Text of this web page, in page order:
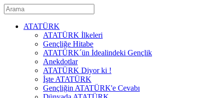
ATATÜRK
ATATÜRK İlkeleri
Gençliğe Hitabe
ATATÜRK´ün İdealindeki Gençlik
Anekdotlar
ATATÜRK Diyor ki !
İşte ATATÜRK
Gençliğin ATATÜRK'e Cevabı